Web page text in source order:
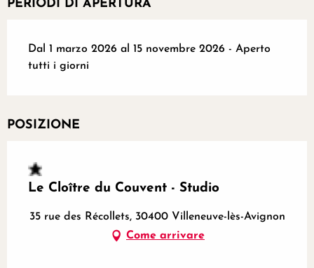
PERIODI DI APERTURA
Dal 1 marzo 2026 al 15 novembre 2026 - Aperto
tutti i giorni
POSIZIONE
Le Cloître du Couvent - Studio
35 rue des Récollets, 30400 Villeneuve-lès-Avignon
Come arrivare